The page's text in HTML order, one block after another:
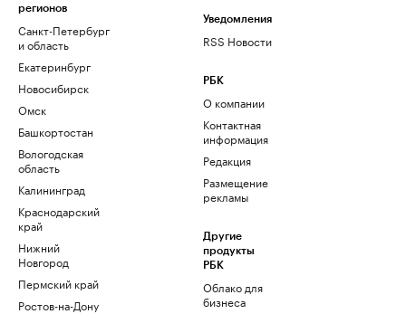
регионов
Санкт-Петербург
и область
Екатеринбург
Новосибирск
Омск
Башкортостан
Вологодская
область
Калининград
Краснодарский
край
Нижний
Новгород
Пермский край
Ростов-на-Дону
Уведомления
RSS Новости
РБК
О компании
Контактная
информация
Редакция
Размещение
рекламы
Другие
продукты
РБК
Облако для
бизнеса